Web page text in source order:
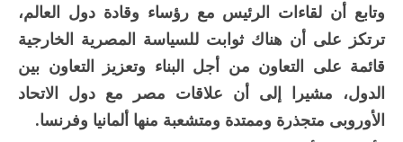
وتابع أن لقاءات الرئيس مع رؤساء وقادة دول العالم،
ترتكز على أن هناك ثوابت للسياسة المصرية الخارجية
قائمة على التعاون من أجل البناء وتعزيز التعاون بين
الدول، مشيرا إلى أن علاقات مصر مع دول الاتحاد
الأوروبى متجذرة وممتدة ومتشعبة منها ألمانيا وفرنسا.